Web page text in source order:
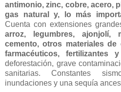
antimonio, zinc, cobre, acero,
gas natural y, lo más
Cuenta con extensiones
arroz, legumbres, ajonjolí,
cemento, otros materiales
farmacéuticos, fertilizantes
deforestación, grave
sanitarias. Constantes
inundaciones y una sequía